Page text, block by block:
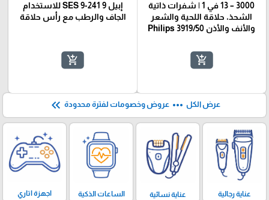
3000 – 13 في 1 | شفرات ذاتية
الشحذ، حلاقة اللحية والشعر
والأنف والأذن Philips 3919/50
add_shopping_cart
إبيل 9 SES 9-241 للاستخدام
الجاف والرطب مع رأس حلاقة
add_shopping_cart
عرض الكل more_horiz عروض وخصومات لفترة محدودة keyboard_double_arrow_left
عناية رجالية عناية نسائية الساعات الذكية اجهزة اتاري